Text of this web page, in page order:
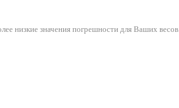
низкие значения погрешности для Ваших весов.